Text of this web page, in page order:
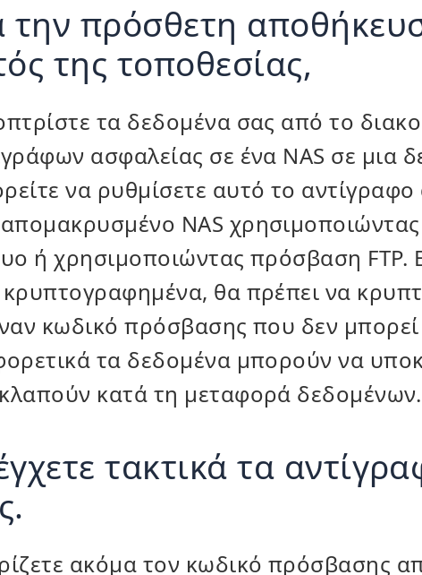
την πρόσθετη
της τοποθεσίας,
τα δεδομένα σας από το
ασφαλείας σε ένα NAS σε μια
να ρυθμίσετε αυτό το
NAS χρησιμοποιώντας
ή χρησιμοποιώντας πρόσβαση FTP.
θα πρέπει να
κωδικό πρόσβασης που δεν
τα δεδομένα μπορούν να
κατά τη μεταφορά δεδομένων.
τακτικά τα
ακόμα τον κωδικό πρόσβασης